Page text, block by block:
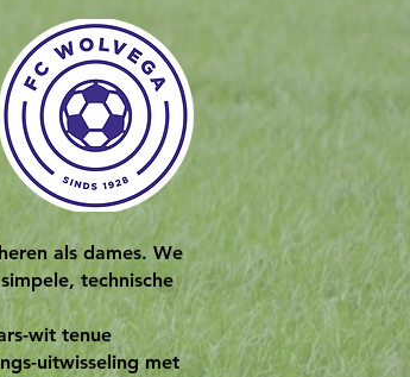
als dames. We
technische
wit tenue
uitwisseling met